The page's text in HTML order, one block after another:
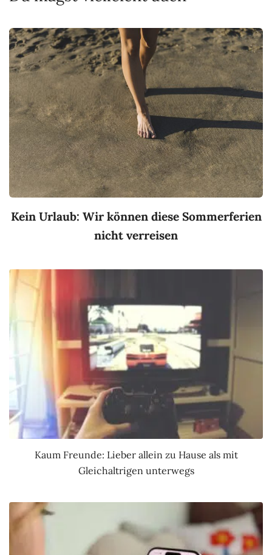
Kein Urlaub: Wir können diese Sommerferien
nicht verreisen
Kaum Freunde: Lieber allein zu Hause als mit
Gleichaltrigen unterwegs